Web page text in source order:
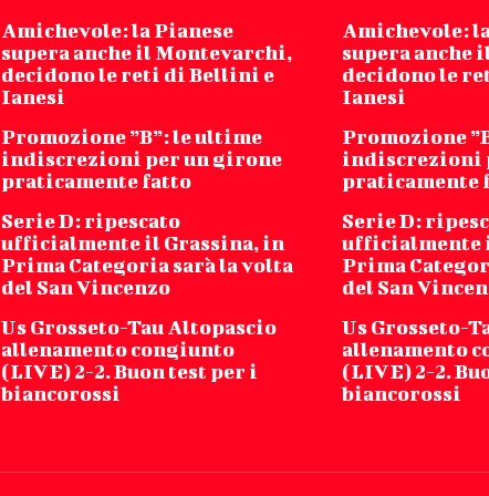
Amichevole: la Pianese
supera anche il Montevarchi,
decidono le reti di Bellini e
Ianesi
Promozione ”B”: le ultime
indiscrezioni per un girone
praticamente fatto
Serie D: ripescato
ufficialmente il Grassina, in
Prima Categoria sarà la volta
del San Vincenzo
Us Grosseto-Tau Altopascio
allenamento congiunto
(LIVE) 2-2. Buon test per i
biancorossi
Amichevole:
supera anche
decidono le
Ianesi
Promozione
indiscrezioni
praticamente
Serie D:
ufficialmente
Prima
del San
Us Grosseto-
allenamento
(LIVE) 2-2.
biancorossi